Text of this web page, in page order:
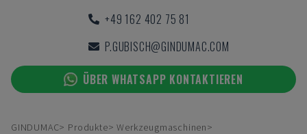
+49 162 402 75 81
P.GUBISCH@GINDUMAC.COM
ÜBER WHATSAPP KONTAKTIEREN
GINDUMAC Produkte
Werkzeugmaschinen